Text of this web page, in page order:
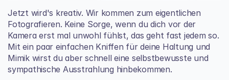
Jetzt wird's kreativ. Wir kommen zum eigentlichen
Fotografieren. Keine Sorge, wenn du dich vor der
Kamera erst mal unwohl fühlst, das geht fast jedem so.
Mit ein paar einfachen Kniffen für deine Haltung und
Mimik wirst du aber schnell eine selbstbewusste und
sympathische Ausstrahlung hinbekommen.